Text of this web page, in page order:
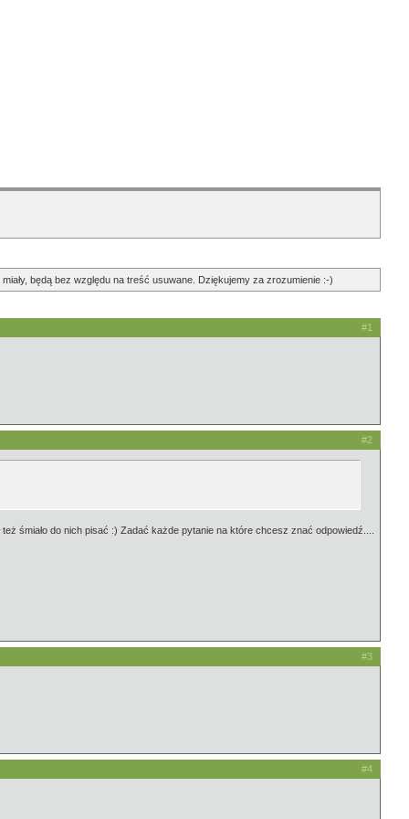
będą bez względu na treść usuwane. Dziękujemy za zrozumienie :-)
#1
#2
śmiało do nich pisać :) Zadać każde pytanie na które chcesz znać odpowiedź....
#3
#4